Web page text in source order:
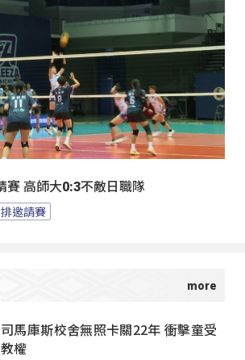
賽 高師大0:3不敵日職隊
邀請賽
司馬庫斯校舍無照卡關22年 衝擊童受
教權